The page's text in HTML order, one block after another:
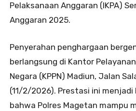
Pelaksanaan Anggaran (IKPA)
Anggaran 2025.
Penyerahan penghargaan
berlangsung di Kantor
Negara (KPPN) Madiun, Jalan
(11/2/2026). Prestasi ini
bahwa Polres Magetan mampu